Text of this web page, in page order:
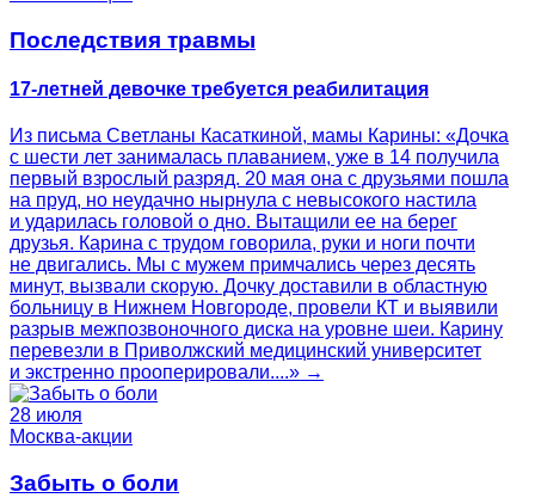
Последствия травмы
17-летней девочке требуется реабилитация
Из письма Светланы Касаткиной, мамы Карины: «Дочка
с шести лет занималась плаванием, уже в 14 получила
первый взрослый разряд. 20 мая она с друзьями пошла
на пруд, но неудачно нырнула с невысокого настила
и ударилась головой о дно. Вытащили ее на берег
друзья. Карина с трудом говорила, руки и ноги почти
не двигались. Мы с мужем примчались через десять
минут, вызвали скорую. Дочку доставили в областную
больницу в Нижнем Новгороде, провели КТ и выявили
разрыв межпозвоночного диска на уровне шеи. Карину
перевезли в Приволжский медицинский университет
и экстренно прооперировали....» →
28 июля
Москва-акции
Забыть о боли